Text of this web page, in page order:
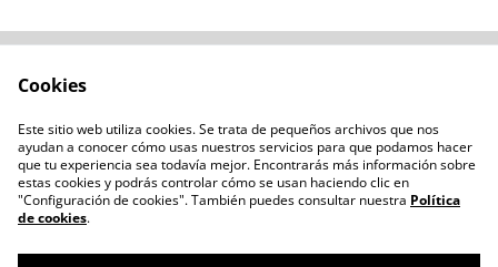
Política de privacidad
Administración de
cookies
Cookies
Este sitio web utiliza cookies. Se trata de pequeños archivos que nos
ayudan a conocer cómo usas nuestros servicios para que podamos hacer
que tu experiencia sea todavía mejor. Encontrarás más información sobre
estas cookies y podrás controlar cómo se usan haciendo clic en
"Configuración de cookies". También puedes consultar nuestra Política
de cookies.